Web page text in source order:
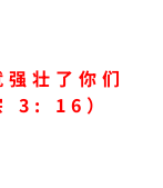
壮了你们
3: 16）